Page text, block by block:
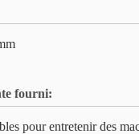
fourni:
pour entretenir des